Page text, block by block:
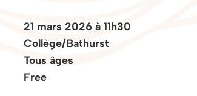
21 mars 2026 à 11h30
Collège/Bathurst
Tous âges
Free